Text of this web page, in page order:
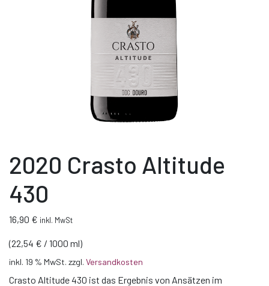
2020 Crasto Altitude
430
16,90 € inkl. MwSt
(22,54 € / 1000 ml)
inkl. 19 % MwSt. zzgl. Versandkosten
Crasto Altitude 430 ist das Ergebnis von Ansätzen im